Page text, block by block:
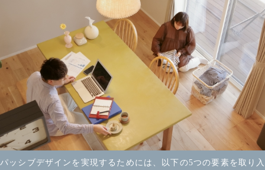
パッシブデザインを実現するためには、以下の5つの要素を取り入